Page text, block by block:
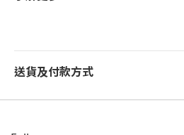
送貨及付款方式